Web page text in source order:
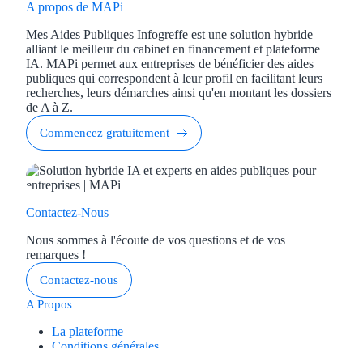
A propos de MAPi
Mes Aides Publiques Infogreffe est une solution hybride
alliant le meilleur du cabinet en financement et plateforme
IA. MAPi permet aux entreprises de bénéficier des aides
publiques qui correspondent à leur profil en facilitant leurs
recherches, leurs démarches ainsi qu'en montant les dossiers
de A à Z.
Commencez gratuitement
Contactez-Nous
Nous sommes à l'écoute de vos questions et de vos
remarques !
Contactez-nous
A Propos
La plateforme